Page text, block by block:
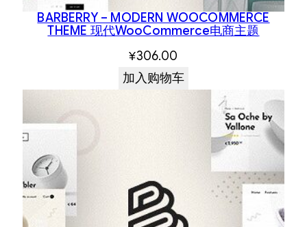
BARBERRY – MODERN WOOCOMMERCE
THEME 现代WooCommerce电商主题
¥306.00
加入购物车